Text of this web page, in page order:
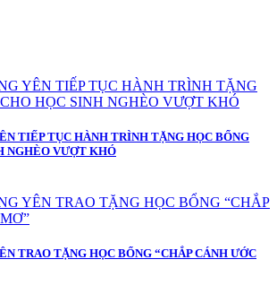
TIẾP TỤC HÀNH TRÌNH TẶNG HỌC BỔNG
NGHÈO VƯỢT KHÓ
TRAO TẶNG HỌC BỔNG “CHẮP CÁNH ƯỚC